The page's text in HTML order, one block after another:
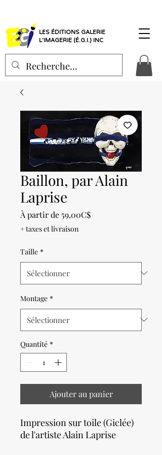
LES ÉDITIONS GALERIE
L'IMAGERIE (É.G.I.) INC
Baillon, par Alain
Laprise
À partir de 59,00C$Prix
+ taxes et livraison
Taille *
Montage *
Quantité *
Ajouter au panier
Impression sur toile (Giclée)
de l'artiste Alain Laprise